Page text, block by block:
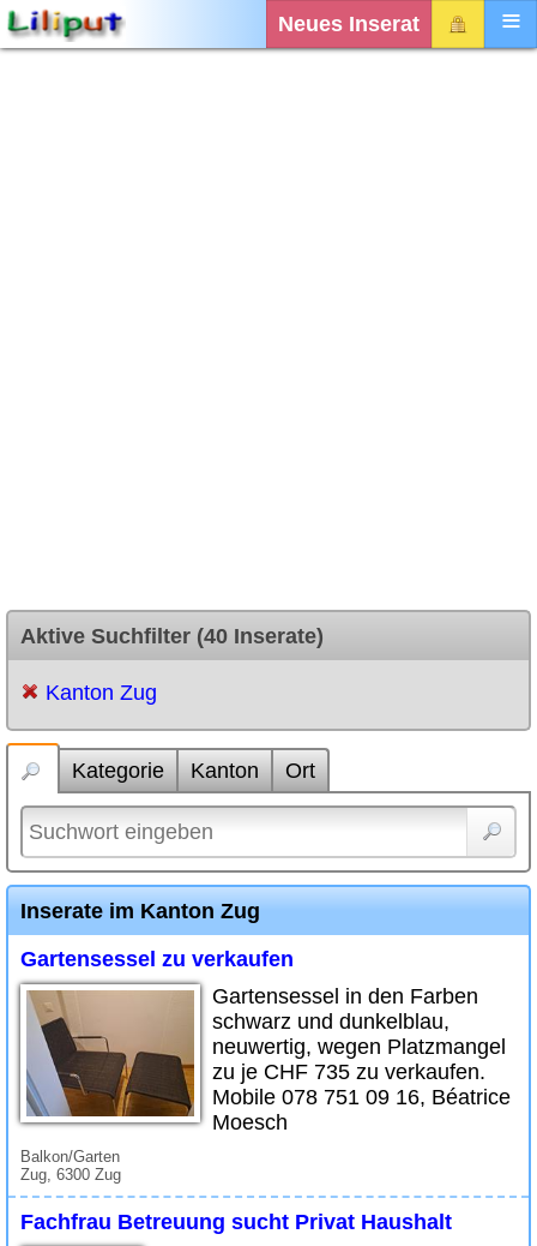
Neues Inserat
Aktive Suchfilter (40 Inserate)
Kanton Zug
Kategorie Kanton Ort
Inserate im Kanton Zug
Gartensessel zu verkaufen
Gartensessel in den Farben
schwarz und dunkelblau,
neuwertig, wegen Platzmangel
zu je CHF 735 zu verkaufen.
Mobile 078 751 09 16, Béatrice
Moesch
Balkon/Garten
Zug, 6300 Zug
Fachfrau Betreuung sucht Privat Haushalt